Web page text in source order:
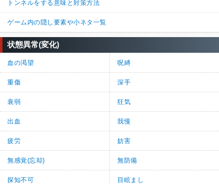
トンネルをする意味と対策方法
ゲーム内の隠し要素や小ネタ一覧
状態異常(変化)
血の渇望 呪縛
重傷 深手
衰弱 狂気
出血 我慢
疲労 妨害
無感覚(忘却) 無防備
探知不可 目眩まし